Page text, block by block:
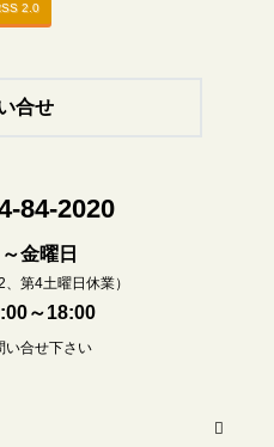
2.0
合せ
84-2020
金曜日
、第4土曜日休業）
～18:00
合せ下さい